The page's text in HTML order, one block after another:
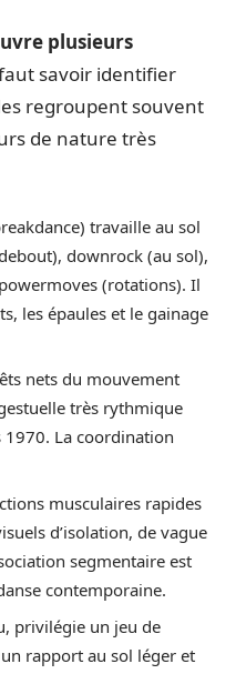
plusieurs
faut savoir identifier
regroupent souvent
de nature très
travaille au sol
downrock (au sol),
(rotations). Il
les épaules et le gainage
nets du mouvement
très rythmique
1970. La coordination
musculaires rapides
d’isolation, de vague
segmentaire est
contemporaine.
privilégie un jeu de
rapport au sol léger et